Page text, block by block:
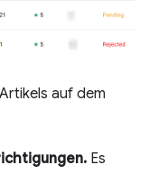
auf dem
Es